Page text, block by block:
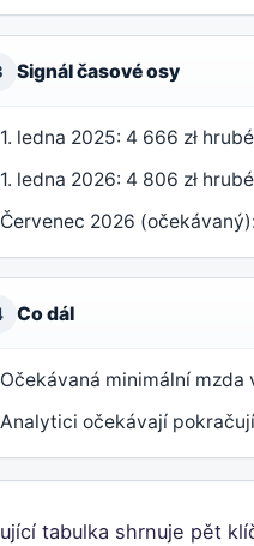
Signál časové osy
1. ledna 2025: 4 666 zł
1. ledna 2026: 4 806 zł
Červenec 2026
Co dál
Očekávaná minimální mzda
Analytici očekávají
tabulka shrnuje pět